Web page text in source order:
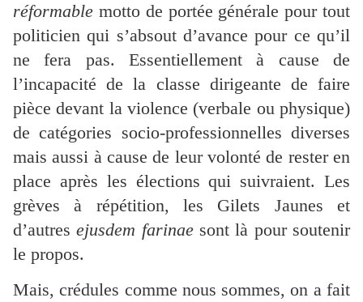
réformable motto de portée générale pour tout
politicien qui s’absout d’avance pour ce qu’il
ne fera pas. Essentiellement à cause de
l’incapacité de la classe dirigeante de faire
pièce devant la violence (verbale ou physique)
de catégories socio-professionnelles diverses
mais aussi à cause de leur volonté de rester en
place après les élections qui suivraient. Les
grèves à répétition, les Gilets Jaunes et
d’autresejusdem farinaesont là pour soutenir
le propos.
Mais, crédules comme nous sommes, on a fait